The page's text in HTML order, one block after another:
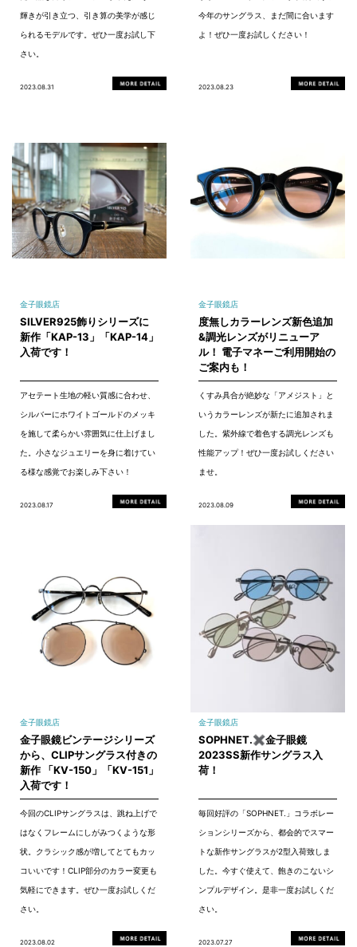
輝きが引き立つ、引き算の美学が感じ
られるモデルです。ぜひ一度お試し下
さい。
2023.08.31
今年のサングラス、まだ間に合います
よ！ぜひ一度お試しください！
2023.08.23
金子眼鏡店
SILVER925飾りシリーズに
新作「KAP-13」「KAP-14」
入荷です！
アセテート生地の軽い質感に合わせ、
シルバーにホワイトゴールドのメッキ
を施して柔らかい雰囲気に仕上げまし
た。小さなジュエリーを身に着けてい
る様な感覚でお楽しみ下さい！
2023.08.17
金子眼鏡店
度無しカラーレンズ新色追加
&調光レンズがリニューア
ル！ 電子マネーご利用開始の
ご案内も！
くすみ具合が絶妙な「アメジスト」と
いうカラーレンズが新たに追加されま
した。紫外線で着色する調光レンズも
性能アップ！ぜひ一度お試しください
ませ。
2023.08.09
金子眼鏡店
金子眼鏡ビンテージシリーズ
から、CLIPサングラス付きの
新作 「KV-150」「KV-151」
入荷です！
今回のCLIPサングラスは、跳ね上げで
はなくフレームにしがみつくような形
状。クラシック感が増してとてもカッ
コいいです！CLIP部分のカラー変更も
気軽にできます。ぜひ一度お試しくだ
さい。
2023.08.02
金子眼鏡店
SOPHNET.✖金子眼鏡
2023SS新作サングラス入
荷！
毎回好評の「SOPHNET.」コラボレー
ションシリーズから、都会的でスマー
トな新作サングラスが2型入荷致しま
した。今すぐ使えて、飽きのこないシ
ンプルデザイン。是非一度お試しくだ
さい。
2023.07.27